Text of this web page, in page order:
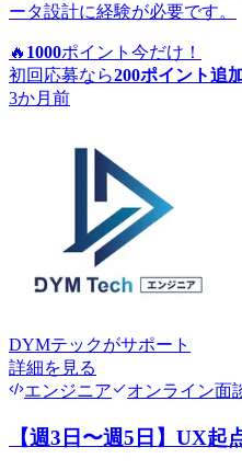
ータ設計に経験が必要です。
🔥 1000ポイント 今だけ！
初回応募なら200ポイント追
3か月前
DYMテックがサポート
詳細を見る
エンジニア
オンライン面
【週3日〜週5日】UX起